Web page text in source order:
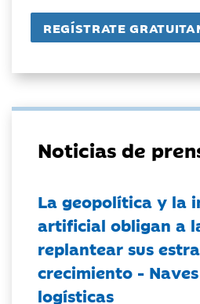
Noticias de
La geopolítica y la
artificial obligan a
replantear sus
crecimiento -
logísticas